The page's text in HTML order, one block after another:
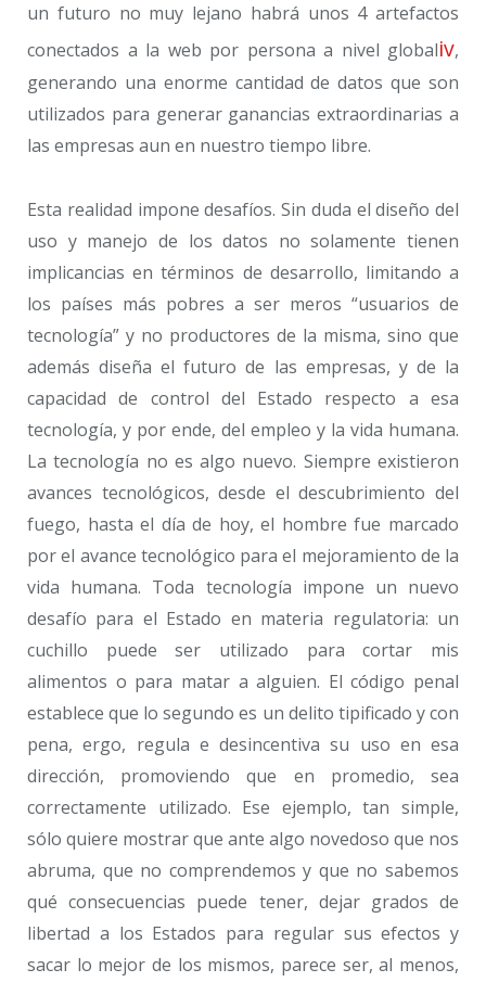
un futuro no muy lejano habrá unos 4 artefactos
conectados a la web por persona a nivel globaliv,
generando una enorme cantidad de datos que son
utilizados para generar ganancias extraordinarias a
las empresas aun en nuestro tiempo libre.
Esta realidad impone desafíos. Sin duda el diseño del
uso y manejo de los datos no solamente tienen
implicancias en términos de desarrollo, limitando a
los países más pobres a ser meros “usuarios de
tecnología” y no productores de la misma, sino que
además diseña el futuro de las empresas, y de la
capacidad de control del Estado respecto a esa
tecnología, y por ende, del empleo y la vida humana.
La tecnología no es algo nuevo. Siempre existieron
avances tecnológicos, desde el descubrimiento del
fuego, hasta el día de hoy, el hombre fue marcado
por el avance tecnológico para el mejoramiento de la
vida humana. Toda tecnología impone un nuevo
desafío para el Estado en materia regulatoria: un
cuchillo puede ser utilizado para cortar mis
alimentos o para matar a alguien. El código penal
establece que lo segundo es un delito tipificado y con
pena, ergo, regula e desincentiva su uso en esa
dirección, promoviendo que en promedio, sea
correctamente utilizado. Ese ejemplo, tan simple,
sólo quiere mostrar que ante algo novedoso que nos
abruma, que no comprendemos y que no sabemos
qué consecuencias puede tener, dejar grados de
libertad a los Estados para regular sus efectos y
sacar lo mejor de los mismos, parece ser, al menos,